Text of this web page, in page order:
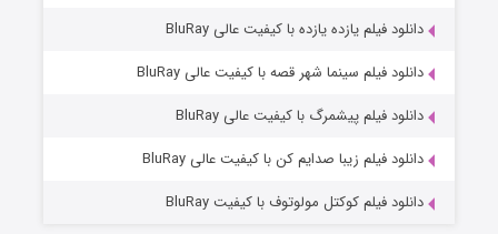
دانلود فیلم یازده یازده با کیفیت عالی BluRay
دانلود فیلم سینما شهر قصه با کیفیت عالی BluRay
دانلود فیلم پیشمرگ با کیفیت عالی BluRay
دانلود فیلم زیبا صدایم کن با کیفیت عالی BluRay
دانلود فیلم کوکتل مولوتوف با کیفیت BluRay